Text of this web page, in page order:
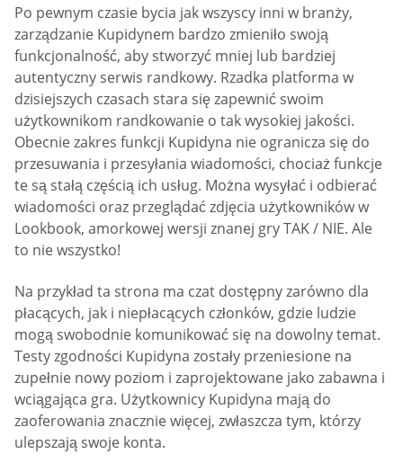
Po pewnym czasie bycia jak wszyscy inni w branży,
zarządzanie Kupidynem bardzo zmieniło swoją
funkcjonalność, aby stworzyć mniej lub bardziej
autentyczny serwis randkowy. Rzadka platforma w
dzisiejszych czasach stara się zapewnić swoim
użytkownikom randkowanie o tak wysokiej jakości.
Obecnie zakres funkcji Kupidyna nie ogranicza się do
przesuwania i przesyłania wiadomości, chociaż funkcje
te są stałą częścią ich usług. Można wysyłać i odbierać
wiadomości oraz przeglądać zdjęcia użytkowników w
Lookbook, amorkowej wersji znanej gry TAK / NIE. Ale
to nie wszystko!
Na przykład ta strona ma czat dostępny zarówno dla
płacących, jak i niepłacących członków, gdzie ludzie
mogą swobodnie komunikować się na dowolny temat.
Testy zgodności Kupidyna zostały przeniesione na
zupełnie nowy poziom i zaprojektowane jako zabawna i
wciągająca gra. Użytkownicy Kupidyna mają do
zaoferowania znacznie więcej, zwłaszcza tym, którzy
ulepszają swoje konta.